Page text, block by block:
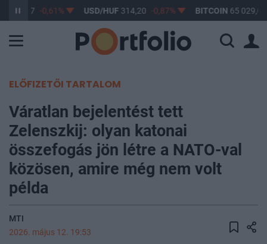
363,17 -0,61% USD/HUF314,20 -0,87% BITCOIN65 029,08
ELŐFIZETŐI TARTALOM
Váratlan bejelentést tett
Zelenszkij: olyan katonai
összefogás jön létre a NATO-val
közösen, amire még nem volt
példa
MTI
2026. május 12. 19:53